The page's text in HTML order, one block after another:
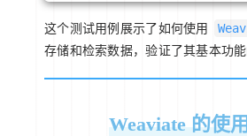
这个测试用例展示了如何使用
存储和检索数据，验证了其基本功能
Weaviate 的使